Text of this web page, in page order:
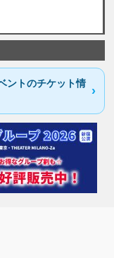
ントのチケット情